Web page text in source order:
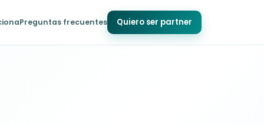
Preguntas frecuentes Quiero ser partner